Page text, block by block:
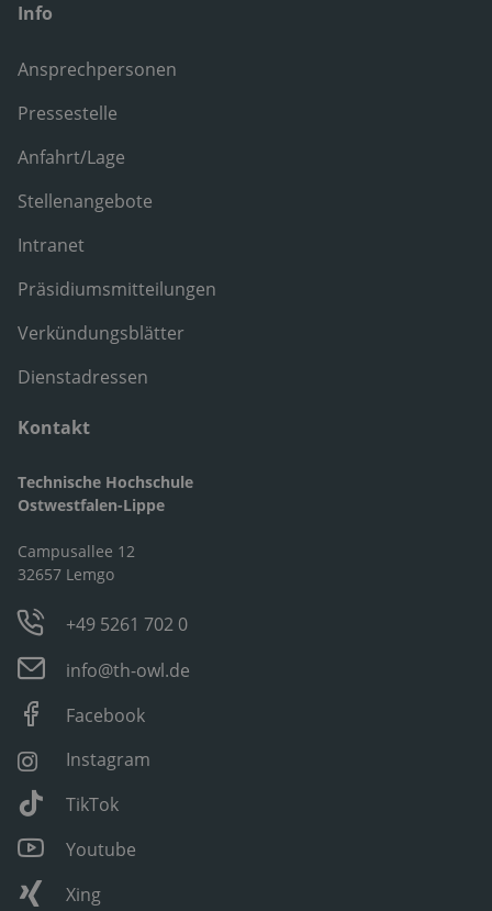
Info
Ansprechpersonen
Pressestelle
Anfahrt/Lage
Stellenangebote
Intranet
Präsidiumsmitteilungen
Verkündungsblätter
Dienstadressen
Kontakt
Technische Hochschule
Ostwestfalen-Lippe
Campusallee 12
32657 Lemgo
+49 5261 702 0
info@th-owl.de
Facebook
Instagram
TikTok
Youtube
Xing